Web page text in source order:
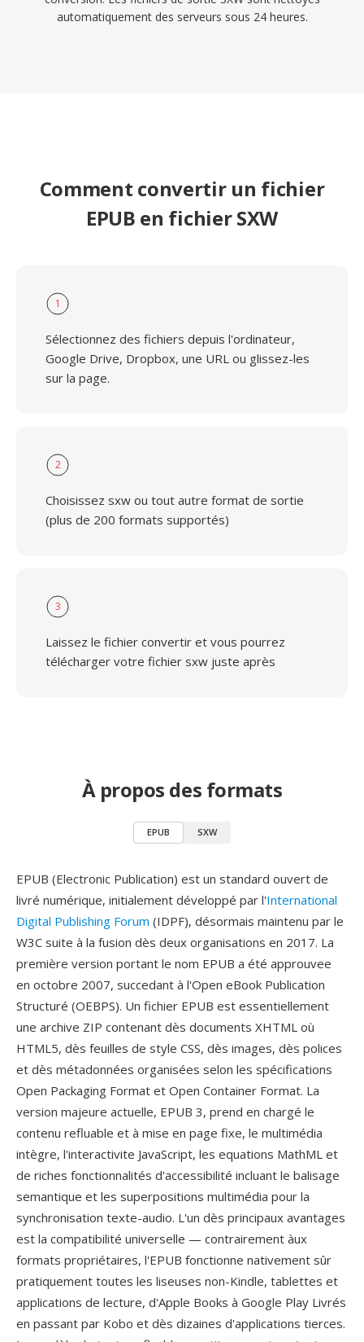
automatiquement des serveurs sous 24 heures.
Comment convertir un fichier
EPUB en fichier SXW
1
Sélectionnez des fichiers depuis l'ordinateur,
Google Drive, Dropbox, une URL ou glissez-les
sur la page.
2
Choisissez sxw ou tout autre format de sortie
(plus de 200 formats supportés)
3
Laissez le fichier convertir et vous pourrez
télécharger votre fichier sxw juste après
À propos des formats
EPUB SXW
EPUB (Electronic Publication) est un standard ouvert de
livré numérique, initialement développé par l'International
Digital Publishing Forum (IDPF), désormais maintenu par le
W3C suite à la fusion dès deux organisations en 2017. La
première version portant le nom EPUB a été approuvee
en octobre 2007, succedant à l'Open eBook Publication
Structuré (OEBPS). Un fichier EPUB est essentiellement
une archive ZIP contenant dès documents XHTML où
HTML5, dès feuilles de style CSS, dès images, dès polices
et dès métadonnées organisées selon les spécifications
Open Packaging Format et Open Container Format. La
version majeure actuelle, EPUB 3, prend en chargé le
contenu refluable et à mise en page fixe, le multimédia
intègre, l'interactivite JavaScript, les equations MathML et
de riches fonctionnalités d'accessibilité incluant le balisage
semantique et les superpositions multimédia pour la
synchronisation texte-audio. L'un dès principaux avantages
est la compatibilité universelle — contrairement àux
formats propriétaires, l'EPUB fonctionne nativement sûr
pratiquement toutes les liseuses non-Kindle, tablettes et
applications de lecture, d'Apple Books à Google Play Livrés
en passant par Kobo et dès dizaines d'applications tierces.